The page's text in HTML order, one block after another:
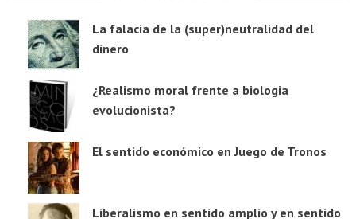
La falacia de la (super)neutralidad del
dinero
¿Realismo moral frente a biologia
evolucionista?
El sentido económico en Juego de Tronos
Liberalismo en sentido amplio y en sentido